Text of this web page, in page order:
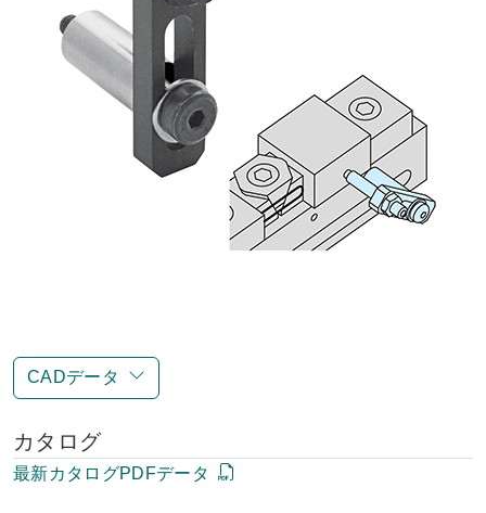
CADデータ
カタログ
最新カタログPDFデータ